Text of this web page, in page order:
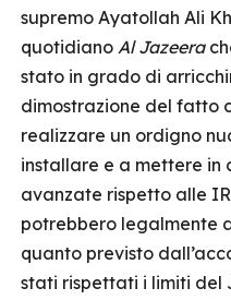
supremo Ayatollah Ali
quotidiano Al Jazeera
stato in grado di
dimostrazione del fatto
realizzare un ordigno
installare e a mettere in
avanzate rispetto alle
potrebbero legalmente
quanto previsto
stati rispettati i limiti del